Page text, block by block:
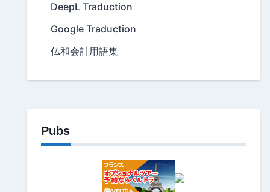
DeepL Traduction
Google Traduction
仏和会計用語集
Pubs